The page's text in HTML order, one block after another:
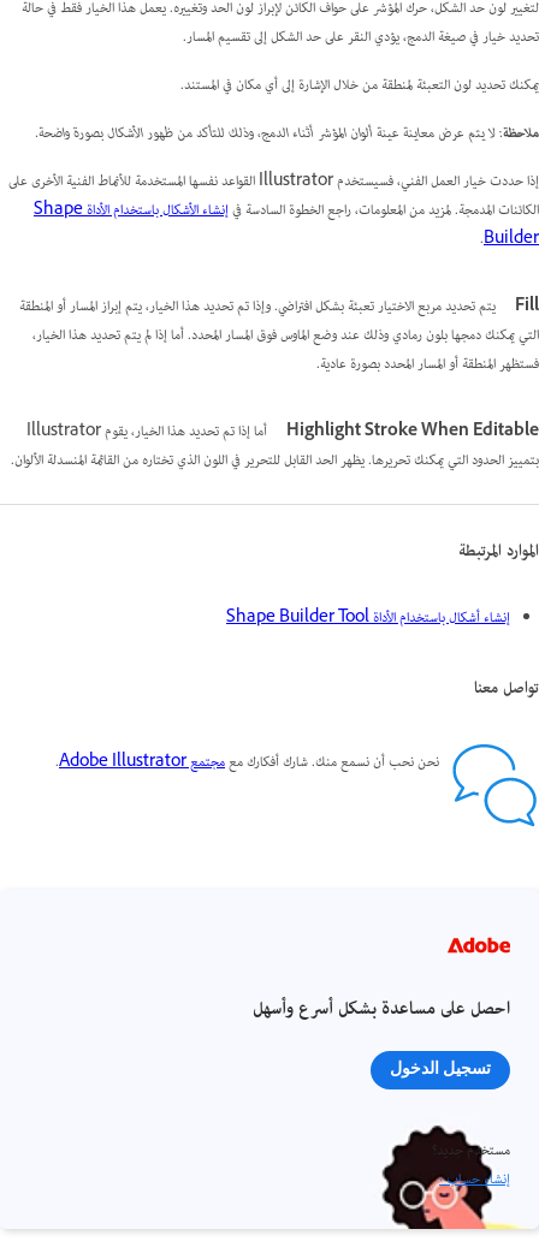
لتغيير لون حد الشكل، حرك المؤشر على حواف الكائن لإبراز لون الحد وتغييره. يعمل هذا الخيار فقط في حالة
تحديد خيار في صيغة الدمج، يؤدي النقر على حد الشكل إلى تقسيم المسار.
يمكنك تحديد لون التعبئة لمنطقة من خلال الإشارة إلى أي مكان في المستند.
ملاحظة: لا يتم عرض معاينة عينة ألوان المؤشر أثناء الدمج، وذلك للتأكد من ظهور الأشكال بصورة واضحة.
إذا حددت خيار العمل الفني، فسيستخدم Illustrator القواعد نفسها المستخدمة للأنماط الفنية الأخرى على
الكائنات المدمجة. لمزيد من المعلومات، راجع الخطوة السادسة في
إنشاء الأشكال باستخدام الأداة Shape
Builder
.
Fill
يتم تحديد مربع الاختيار تعبئة بشكل افتراضي. وإذا تم تحديد هذا الخيار، يتم إبراز المسار أو المنطقة
التي يمكنك دمجها بلون رمادي وذلك عند وضع الماوس فوق المسار المحدد. أما إذا لم يتم تحديد هذا الخيار،
فستظهر المنطقة أو المسار المحدد بصورة عادية.
Highlight Stroke When Editable
أما إذا تم تحديد هذا الخيار، يقوم Illustrator
بتمييز الحدود التي يمكنك تحريرها. يظهر الحد القابل للتحرير في اللون الذي تختاره من القائمة المنسدلة الألوان.
الموارد المرتبطة
إنشاء أشكال باستخدام الأداة Shape Builder Tool
تواصل معنا
نحن نحب أن نسمع منك. شارك أفكارك معمجتمع Adobe Illustrator .
احصل على مساعدة بشكل أسرع وأسهل
تسجيل الدخول
مستخدم جديد؟
إنشاء حساب ›